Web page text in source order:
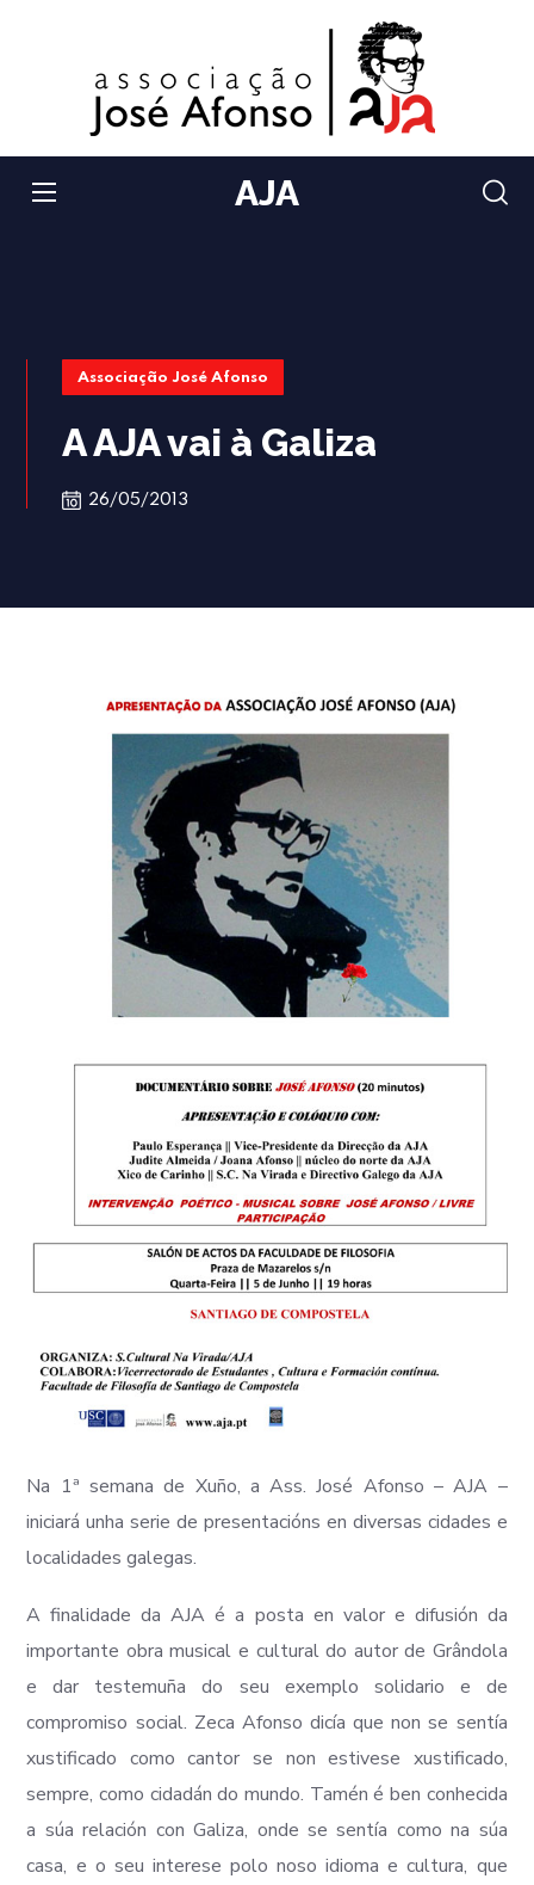
AJA
Associação José Afonso
A AJA vai à Galiza
26/05/2013
Na 1ª semana de Xuño, a Ass. José Afonso – AJA –
iniciará unha serie de presentacións en diversas cidades e
localidades galegas.
A finalidade da AJA é a posta en valor e difusión da
importante obra musical e cultural do autor de Grândola
e dar testemuña do seu exemplo solidario e de
compromiso social. Zeca Afonso dicía que non se sentía
xustificado como cantor se non estivese xustificado,
sempre, como cidadán do mundo. Tamén é ben conhecida
a súa relación con Galiza, onde se sentía como na súa
casa, e o seu interese polo noso idioma e cultura, que